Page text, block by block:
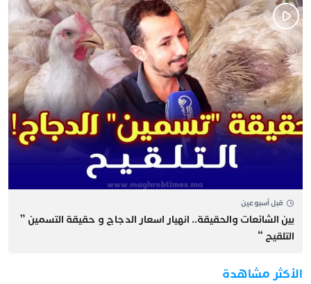
قبل أسبوعين
بين الشائعات والحقيقة.. انهيار اسعار الدجاج و حقيقة التسمين ”
التلقيح “
الأكثر مشاهدة